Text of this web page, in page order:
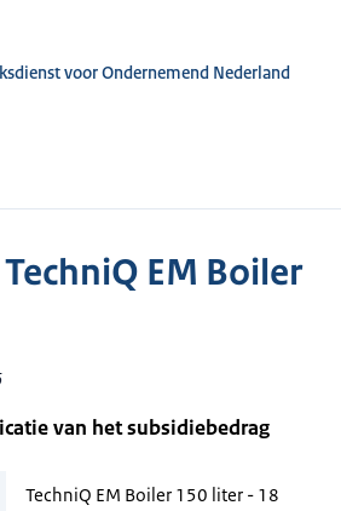
voor Ondernemend Nederland
EM Boiler
van het subsidiebedrag
TechniQ EM Boiler 150 liter - 18